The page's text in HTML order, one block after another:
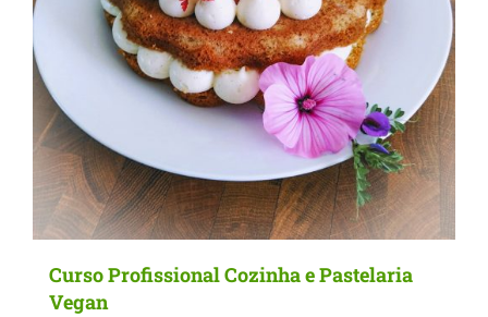
Curso Profissional Cozinha e Pastelaria
Vegan